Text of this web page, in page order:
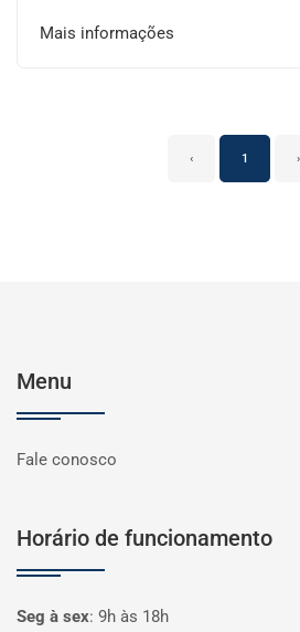
Mais informações
‹ 1 ›
Menu
Fale conosco
Horário de funcionamento
Seg à sex: 9h às 18h